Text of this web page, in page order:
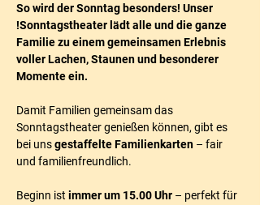
So wird der Sonntag besonders! Unser
!Sonntagstheater lädt alle und die ganze
Familie zu einem gemeinsamen Erlebnis
voller Lachen, Staunen und besonderer
Momente ein.
Damit Familien gemeinsam das
Sonntagstheater genießen können, gibt es
bei unsgestaffelte Familienkarten – fair
und familienfreundlich.
Beginn ist immer um 15.00 Uhr – perfekt für